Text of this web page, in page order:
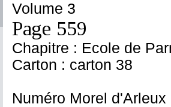
Volume 3
Page 559
Chapitre : Ecole de
Carton : carton 38
Numéro Morel d'Arleux